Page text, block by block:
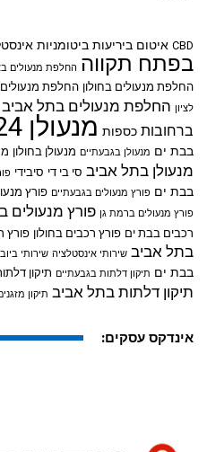
CBD איטום ביריעות ביטומניות
בפתח תקווה החלפת מנעולים
החלפת מנעולים בחולון החלפת
לציון החלפת מנעולים בתל אביב
ברחובות כספות מנעולן 24 שעות
בבת ים מנעולן בגבעתיים מנעולן בחולון
מנעולן בתל אביב סי בי די סיבידי
בבת ים פורץ מנעולים בגבעתיים פורץ
פורץ מנעולים ברמת גן פורץ מנעולים
רכבים בבת ים פורץ רכבים בחולון פורץ
בתל אביב שירותי אינסטלציה שירותי
בבת ים תיקון דלתות בגבעתיים תיקון
תיקון דלתות בתל אביב תיקון
אינדקס עסקים: